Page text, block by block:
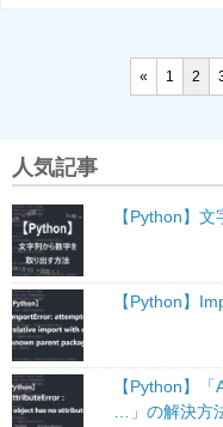
« 1 2
人気記事
【Python】
【Python】
【Python】
…」の解決方